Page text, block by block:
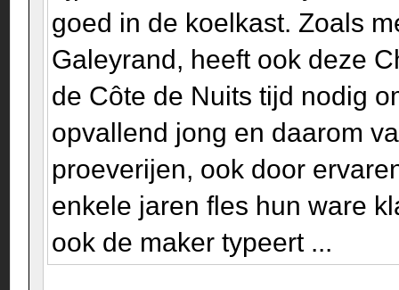
goed in de koelkast. Zoals
Galeyrand, heeft ook deze
de Côte de Nuits tijd nodig
opvallend jong en daarom
proeverijen, ook door
enkele jaren fles hun ware
ook de maker typeert ...